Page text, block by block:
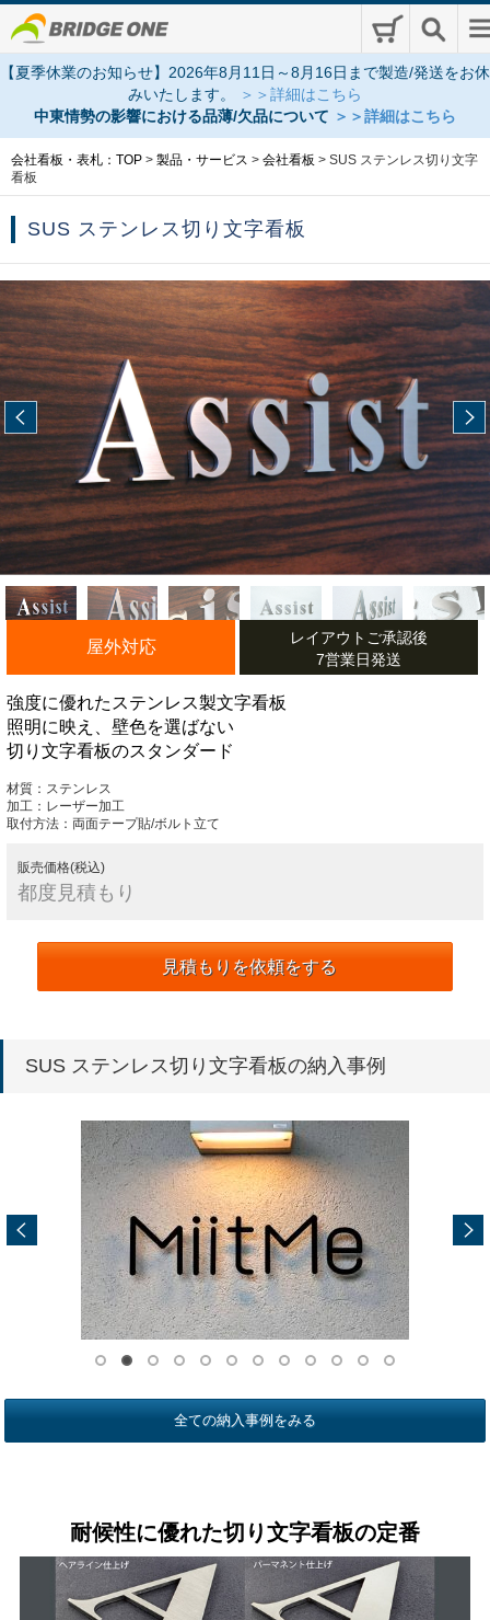
【夏季休業のお知らせ】2026年8月11日～8月16日まで製造/発送をお休
みいたします。
＞＞詳細はこちら
中東情勢の影響における品薄/欠品について ＞＞詳細はこちら
会社看板・表札：TOP > 製品・サービス > 会社看板 > SUS ステンレス切り文字
看板
SUS ステンレス切り文字看板
屋外対応
レイアウトご承認後
7営業日発送
強度に優れたステンレス製文字看板
照明に映え、壁色を選ばない
切り文字看板のスタンダード
材質：ステンレス
加工：レーザー加工
取付方法：両面テープ貼/ボルト立て
販売価格(税込)
都度見積もり
見積もりを依頼をする
SUS ステンレス切り文字看板の納入事例
全ての納入事例をみる
耐候性に優れた切り文字看板の定番